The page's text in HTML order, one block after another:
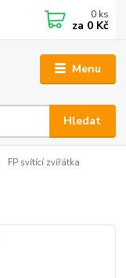
Menu
Hledat
0 ks
za 0 Kč
FP svítící zvířátka